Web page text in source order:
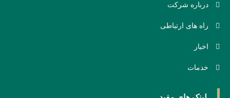
درباره شرکت
راه های ارتباطی
اخبار
خدمات